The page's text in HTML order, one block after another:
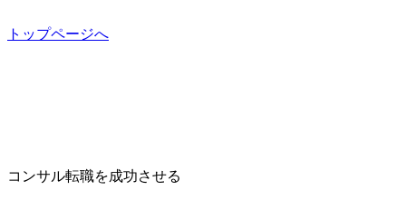
流での現状分析、顧客ヒアリング、戦略策定、技術選定、
ルティング領域)から参画いただきます。 課題選定から顧客
ーケットプレイス」が存在し、本ツールを活用で上司の引
職率も21.8%（2023年12月時点）とフレキシブルな働き方を
w.businessinsider.jp/post-283587) アサヒグループホールディン
ンサルティング会社となり、今後も成長性が大きくみられ
（真北）という言葉がよくつかわれる。針が少し東に傾い
外オフィスへのトランスファー制度などが充実している。
東京オフィスに来るグローバルメンバーも多く、グローバ
トップページへ
コンサル転職を成功させる